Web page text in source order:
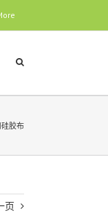
胶布
页